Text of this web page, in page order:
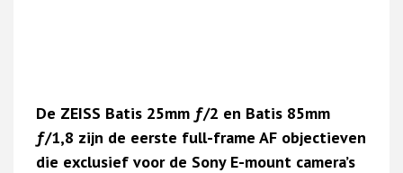
De ZEISS Batis 25mm ƒ/2 en Batis 85mm
ƒ/1,8 zijn de eerste full-frame AF objectieven
die exclusief voor de Sony E-mount camera’s